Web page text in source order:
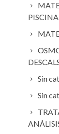
PISCINA
Sin
Sin